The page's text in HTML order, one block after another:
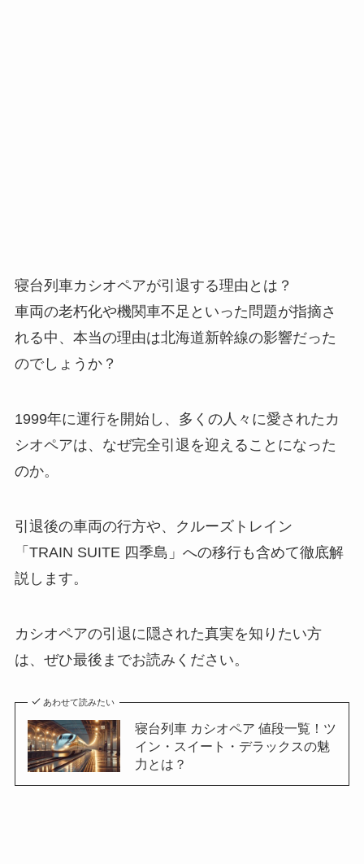
寝台列車カシオペアが引退する理由とは？
車両の老朽化や機関車不足といった問題が指摘さ
れる中、本当の理由は北海道新幹線の影響だった
のでしょうか？
1999年に運行を開始し、多くの人々に愛されたカ
シオペアは、なぜ完全引退を迎えることになった
のか。
引退後の車両の行方や、クルーズトレイン
「TRAIN SUITE 四季島」への移行も含めて徹底解
説します。
カシオペアの引退に隠された真実を知りたい方
は、ぜひ最後までお読みください。
あわせて読みたい
寝台列車 カシオペア 値段一覧！ツ
イン・スイート・デラックスの魅
力とは？